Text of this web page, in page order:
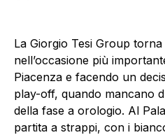
La Giorgio Tesi Group
nell’occasione più
Piacenza e facendo un
play-off, quando mancano
della fase a orologio. Al
partita a strappi, con i